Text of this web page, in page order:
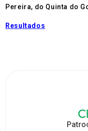
Pereira, do Quinta do
Resultados